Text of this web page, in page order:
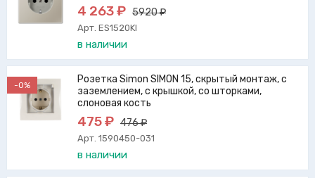
4 263 ₽ 5920 ₽
Арт. ES1520KI
в наличии
-0%
Розетка Simon SIMON 15, скрытый монтаж, с
заземлением, с крышкой, со шторками,
слоновая кость
475 ₽ 476 ₽
Арт. 1590450-031
в наличии